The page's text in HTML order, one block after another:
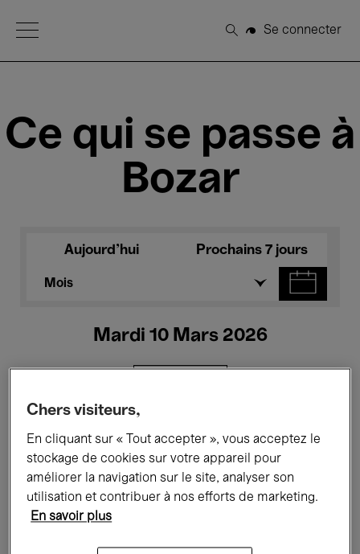
Open Menu
Rechercher
Se connecter
Ce qui se passe à
Bozar
Aujourd'hui Prochains 7 jours
Mois
Mardi 10 Mars 2026
Tous les événements Concerts
Expositions Performances
Rencontres & Débats
Musique classique Global Music
Chers visiteurs,
En cliquant sur « Tout accepter », vous acceptez le
stockage de cookies sur votre appareil pour
améliorer la navigation sur le site, analyser son
utilisation et contribuer à nos efforts de marketing.
En savoir plus